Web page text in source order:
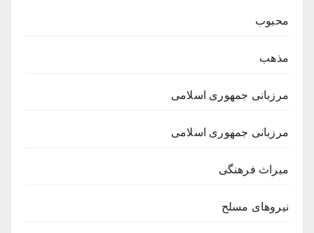
محبوب
مذهب
مرزبانی جمهوری اسلامی
مرزبانی جمهوری اسلامی
میراث فرهنگی
نیروهای مسلح